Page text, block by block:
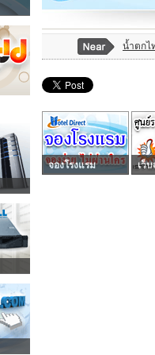
น้ำตกไ
จองโรงแรม เว็บ